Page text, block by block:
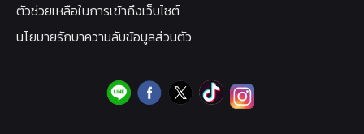
ตัวช่วยเหลือในการเข้าถึงเว็บไซต์
นโยบายรักษาความลับข้อมูลส่วนตัว